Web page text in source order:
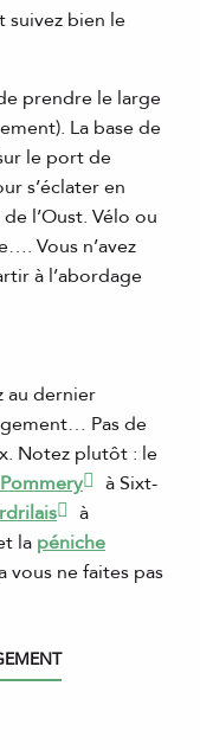
bien le
prendre le large
La base de
le port de
s’éclater en
l’Oust. Vélo ou
Vous n’avez
à l’abordage
au dernier
Pas de
Notez plutôt : le
à Sixt-
à
la péniche
vous ne faites pas